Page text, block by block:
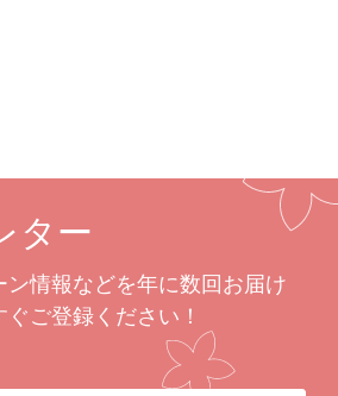
ター
ン情報などを年に数回お届け
ご登録ください！